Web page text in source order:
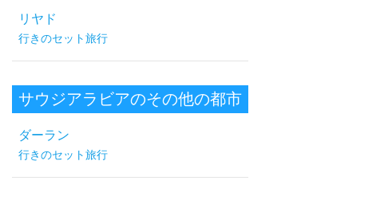
リヤド
行きのセット旅行
サウジアラビアのその他の都市
ダーラン
行きのセット旅行